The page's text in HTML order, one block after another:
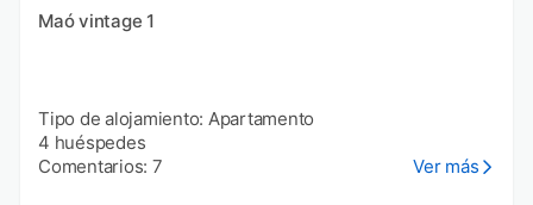
Maó vintage 1
Tipo de alojamiento: Apartamento
4 huéspedes
Comentarios: 7
Ver más